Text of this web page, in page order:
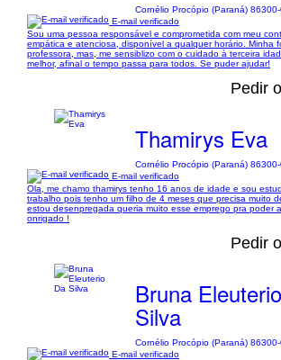
Cornélio Procópio (Paraná)
E-mail verificado
Sou uma pessoa responsável e comprometida com meu
empática e atenciosa, disponível a qualquer horário. Minha
professora, mas, me sensiblizo com o cuidado à terceira
melhor, afinal o tempo passa para todos. Se puder ajudar!
Pedir
Thamirys Eva
Cornélio Procópio (Paraná)
E-mail verificado
Ola, me chamo thamirys tenho 16 anos de idade e sou
trabalho pois tenho um filho de 4 meses que precisa muito
estou desenpregada queria muito esse emprego pra poder
onrigado !
Pedir
Bruna
Silva
Cornélio Procópio (Paraná)
E-mail verificado